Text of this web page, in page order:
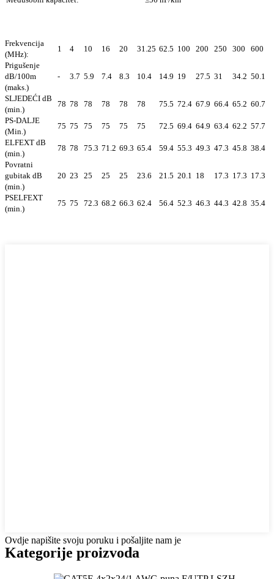
Frekvencija
(MHz):
1 4 10 16 20 31.25 62.5 100 200 250 300
600
Prigušenje
dB/100m
(maks.)
- 3.7 5.9 7.4 8.3 10.4 14.9 19 27.5 31 34.2 50.1
SLJEDEĆI dB
(min.)
78 78 78 78 78 78 75.5 72.4 67.9 66.4 65.2 60.7
PS-DALJE
(Min.)
75 75 75 75 75 75 72.5 69.4 64.9 63.4 62.2 57.7
ELFEXT dB
(min.)
78 78 75.3 71.2 69.3 65.4 59.4 55.3 49.3 47.3 45.8 38.4
Povratni
gubitak dB
(min.)
20 23 25 25 25 23.6 21.5 20.1 18 17.3 17.3 17.3
PSELFEXT
(min.)
75 75 72.3 68.2 66.3 62.4 56.4 52.3 46.3 44.3 42.8 35.4
Ovdje napišite svoju poruku i pošaljite nam je
Kategorije proizvoda